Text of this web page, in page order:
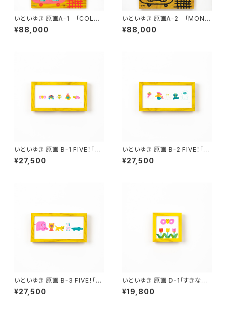
いといゆき 原画A-1 「COLOR
S」
¥88,000
いといゆき 原画A-2 「MONO
S」
¥88,000
いといゆき 原画 B-1 FIVE！「BA
GS」額有り、サイン入り
¥27,500
いといゆき 原画 B-2 FIVE！「？」
額有り、サイン入り
¥27,500
いといゆき 原画 B-3 FIVE！「S
AFARI」額有り、サイン入り
¥27,500
いといゆき 原画 D-1「すきなも
の、すきなこと」額有り、サイン入
り
¥19,800